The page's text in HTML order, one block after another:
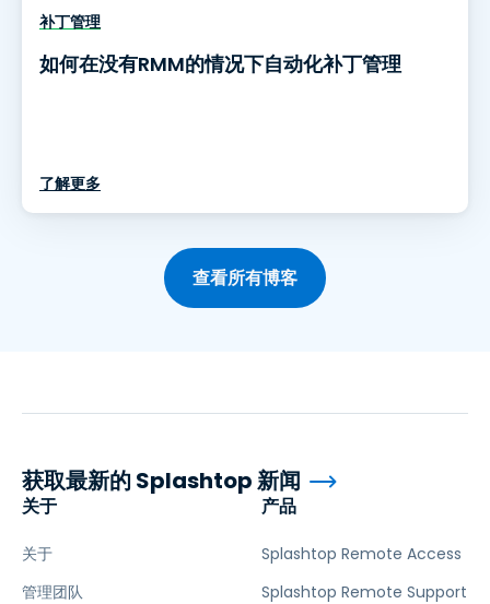
补丁管理
如何在没有RMM的情况下自动化补丁管理
了解更多
查看所有博客
关于
关于
管理团队
产品
Splashtop Remote Access
Splashtop Remote Support
获取最新的 Splashtop 新闻